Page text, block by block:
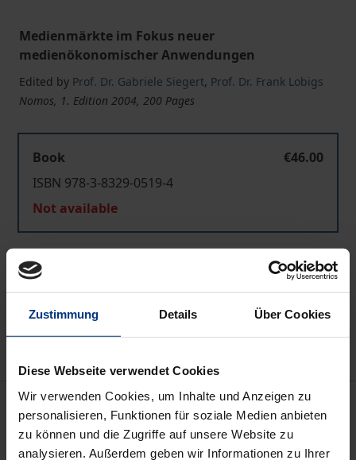
Zustimmung Details Über Cookies
Diese Webseite verwendet Cookies
Wir verwenden Cookies, um Inhalte und Anzeigen zu
personalisieren, Funktionen für soziale Medien anbieten
zu können und die Zugriffe auf unsere Website zu
analysieren. Außerdem geben wir Informationen zu Ihrer
Medienmärkte im Fokus neuer
medienökonomischer Anwendungen
Edited by Prof. Dr. Gabriele Siegert, Prof. Dr. Frank Lobigs
Nomos, 1. Edition 2004, 200 Pages
Book
€46.00
ISBN 978-3-8329-0519-4
Not available
Delivery cost notice
Description
Kann es wirksamen Medienwettbewerb geben, oder